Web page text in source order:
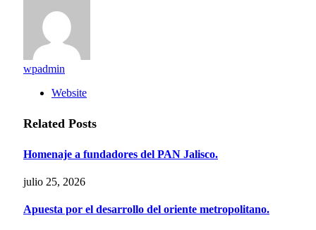
wpadmin
Website
Related Posts
Homenaje a fundadores del PAN Jalisco.
julio 25, 2026
Apuesta por el desarrollo del oriente metropolitano.